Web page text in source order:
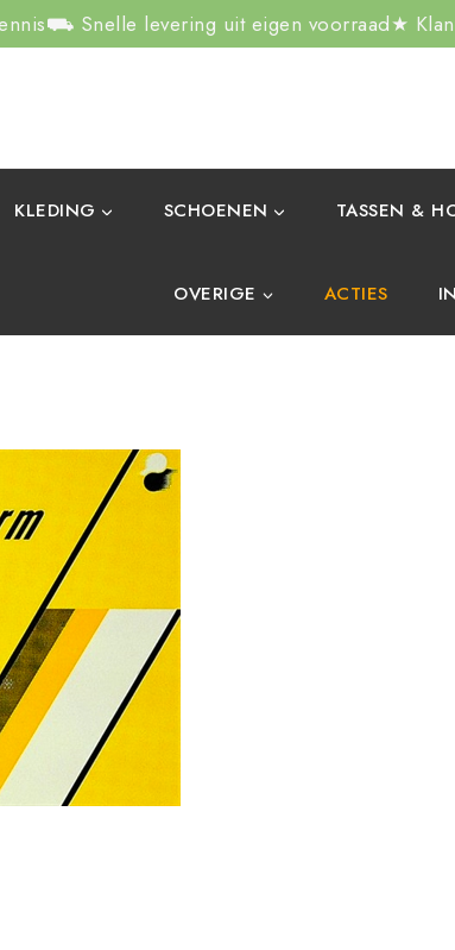
⛟ Snelle levering uit eigen voorraad★
KLEDING SCHOENEN TASSEN &
OVERIGE ACTIES